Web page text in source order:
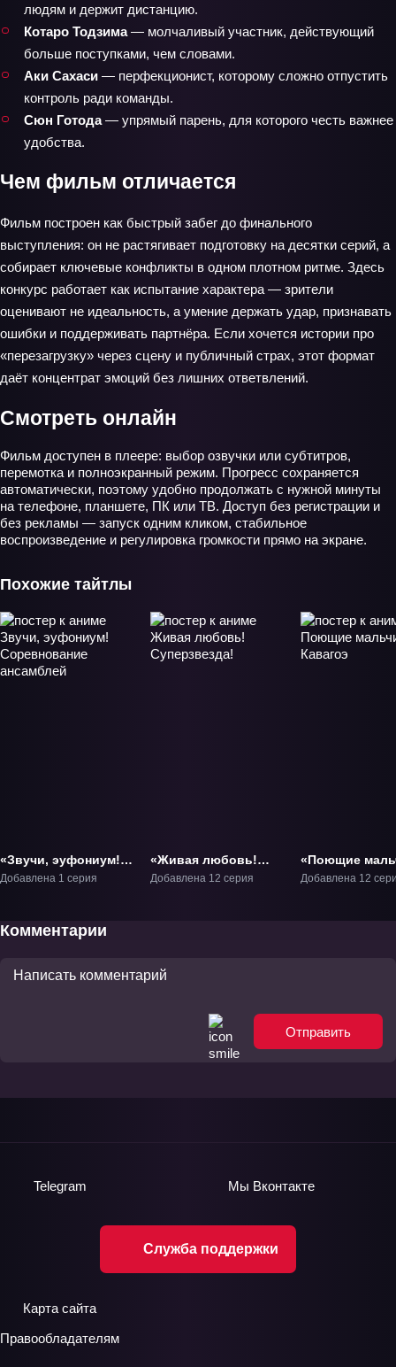
людям и держит дистанцию.
Котаро Тодзима— молчаливый участник, действующий
больше поступками, чем словами.
Аки Сахаси — перфекционист, которому сложно отпустить
контроль ради команды.
Сюн Готода— упрямый парень, для которого честь важнее
удобства.
Чем фильм отличается
Фильм построен как быстрый забег до финального
выступления: он не растягивает подготовку на десятки серий, а
собирает ключевые конфликты в одном плотном ритме. Здесь
конкурс работает как испытание характера — зрители
оценивают не идеальность, а умение держать удар, признавать
ошибки и поддерживать партнёра. Если хочется истории про
«перезагрузку» через сцену и публичный страх, этот формат
даёт концентрат эмоций без лишних ответвлений.
Смотреть онлайн
Фильм доступен в плеере: выбор озвучки или субтитров,
перемотка и полноэкранный режим. Прогресс сохраняется
автоматически, поэтому удобно продолжать с нужной минуты
на телефоне, планшете, ПК или ТВ. Доступ без регистрации и
без рекламы — запуск одним кликом, стабильное
воспроизведение и регулировка громкости прямо на экране.
Похожие тайтлы
«Звучи, эуфониум!
Соревнование
Добавлена 1 серия
«Живая любовь!
Суперзвезда!» ТВ-1
Добавлена 12 серия
«Поющие
из Кавагоэ»
Добавлена 12
Комментарии
Отправить
Служба поддержки
Telegram Мы Вконтакте
Карта сайта
Правообладателям